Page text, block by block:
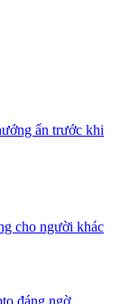
ẩn trước khi
cho người khác